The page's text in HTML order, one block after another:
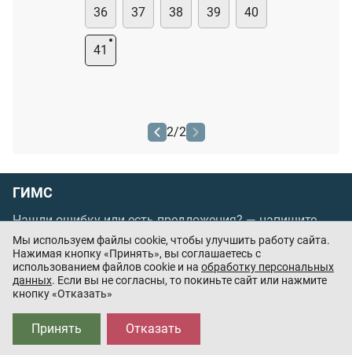
36 37 38 39 40
41
2/2
ГИМС
Нашли ошибку или есть предложения? —напишите
нам
Порядок проведения оплаты по банковским
картам/Цены/Оферта
Приложения партнёров:
Мы используем файлы cookie, чтобы улучшить работу сайта.
Нажимая кнопку «Принять», вы соглашаетесь с
использованием файлов cookie и на обработку персональных
данных. Если вы не согласны, то покиньте сайт или нажмите
кнопку «Отказать»
Отказать
Принять